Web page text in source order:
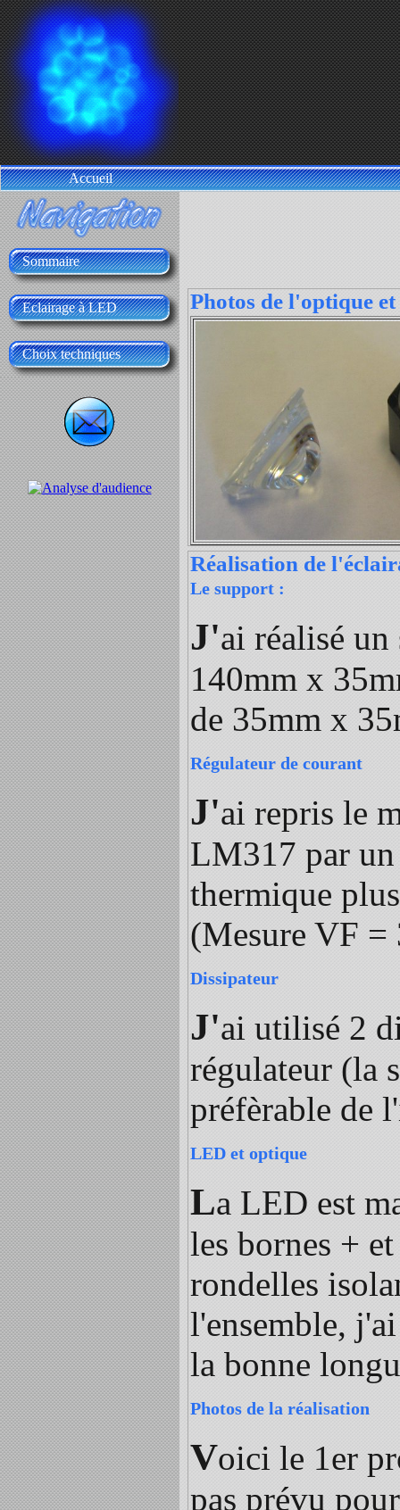
Accueil
Sommaire
Eclairage à LED
Choix techniques
Photos de l'optique
Réalisation de
Le support :
J'ai réalisé
140mm x
de 35mm x
Régulateur de courant
J'ai repris le
LM317 par un
thermique
(Mesure VF =
Dissipateur
J'ai utilisé 2
régulateur (la
préfèrable de
LED et optique
La LED est
les bornes +
rondelles
l'ensemble,
la bonne
Photos de la réalisation
Voici le 1er
pas prévu